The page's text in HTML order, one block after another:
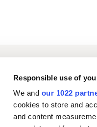
Responsible use of
We and our 1022
cookies to store and
and content